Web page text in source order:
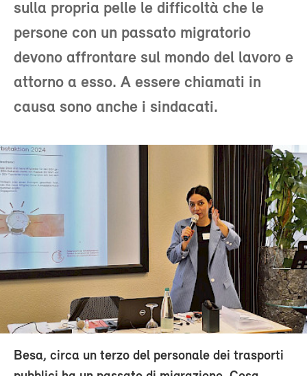
sulla propria pelle le difficoltà che le
persone con un passato migratorio
devono affrontare sul mondo del lavoro e
attorno a esso. A essere chiamati in
causa sono anche i sindacati.
Besa, circa un terzo del personale dei trasporti